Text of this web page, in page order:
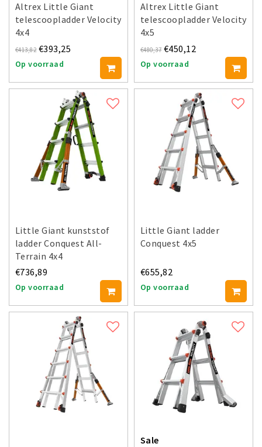
Altrex Little Giant
telescoopladder Velocity
4x4
€413,82 €393,25
Op voorraad
Altrex Little Giant
telescoopladder Velocity
4x5
€480,37 €450,12
Op voorraad
Little Giant kunststof
ladder Conquest All-
Terrain 4x4
€736,89
Op voorraad
Little Giant ladder
Conquest 4x5
€655,82
Op voorraad
Sale